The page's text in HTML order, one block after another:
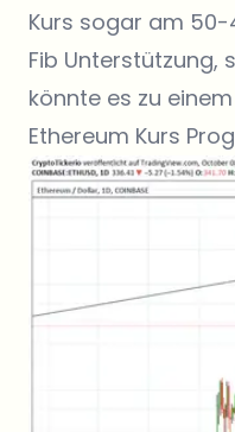
Kurs sogar am 50-
Fib Unterstützung,
könnte es zu
Ethereum Kurs